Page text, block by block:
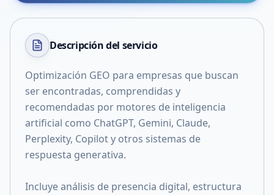
Descripción del servicio
Optimización GEO para empresas que buscan
ser encontradas, comprendidas y
recomendadas por motores de inteligencia
artificial como ChatGPT, Gemini, Claude,
Perplexity, Copilot y otros sistemas de
respuesta generativa.
Incluye análisis de presencia digital, estructura